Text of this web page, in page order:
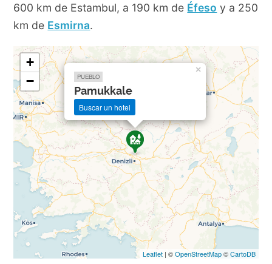
600 km de Estambul, a 190 km de Éfeso y a 250
km de Esmirna.
PUEBLO
Pamukkale
Buscar un hotel
×
+
−
Leaflet| ©OpenStreetMap©CartoDB